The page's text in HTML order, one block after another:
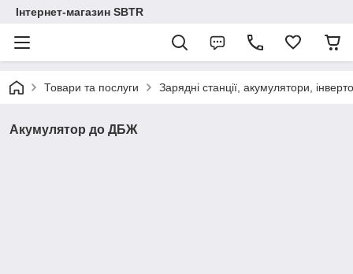
Інтернет-магазин SBTR
Товари та послуги Зарядні станції, акумулятори,
Акумулятор до ДБЖ